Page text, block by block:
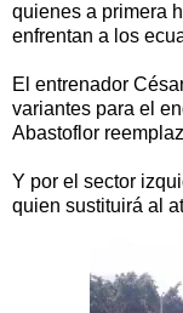
quienes a primera
enfrentan a los
El entrenador
variantes para el
Abastoflor
Y por el sector
quien sustituirá al